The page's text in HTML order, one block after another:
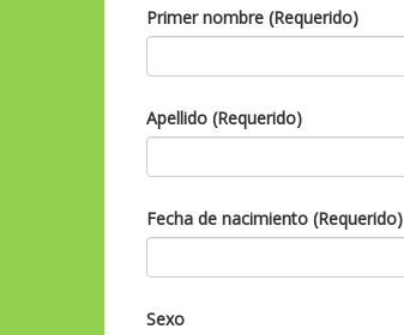
Primer nombre (Requerido)
Apellido (Requerido)
Fecha de nacimiento (Requerido)
Sexo